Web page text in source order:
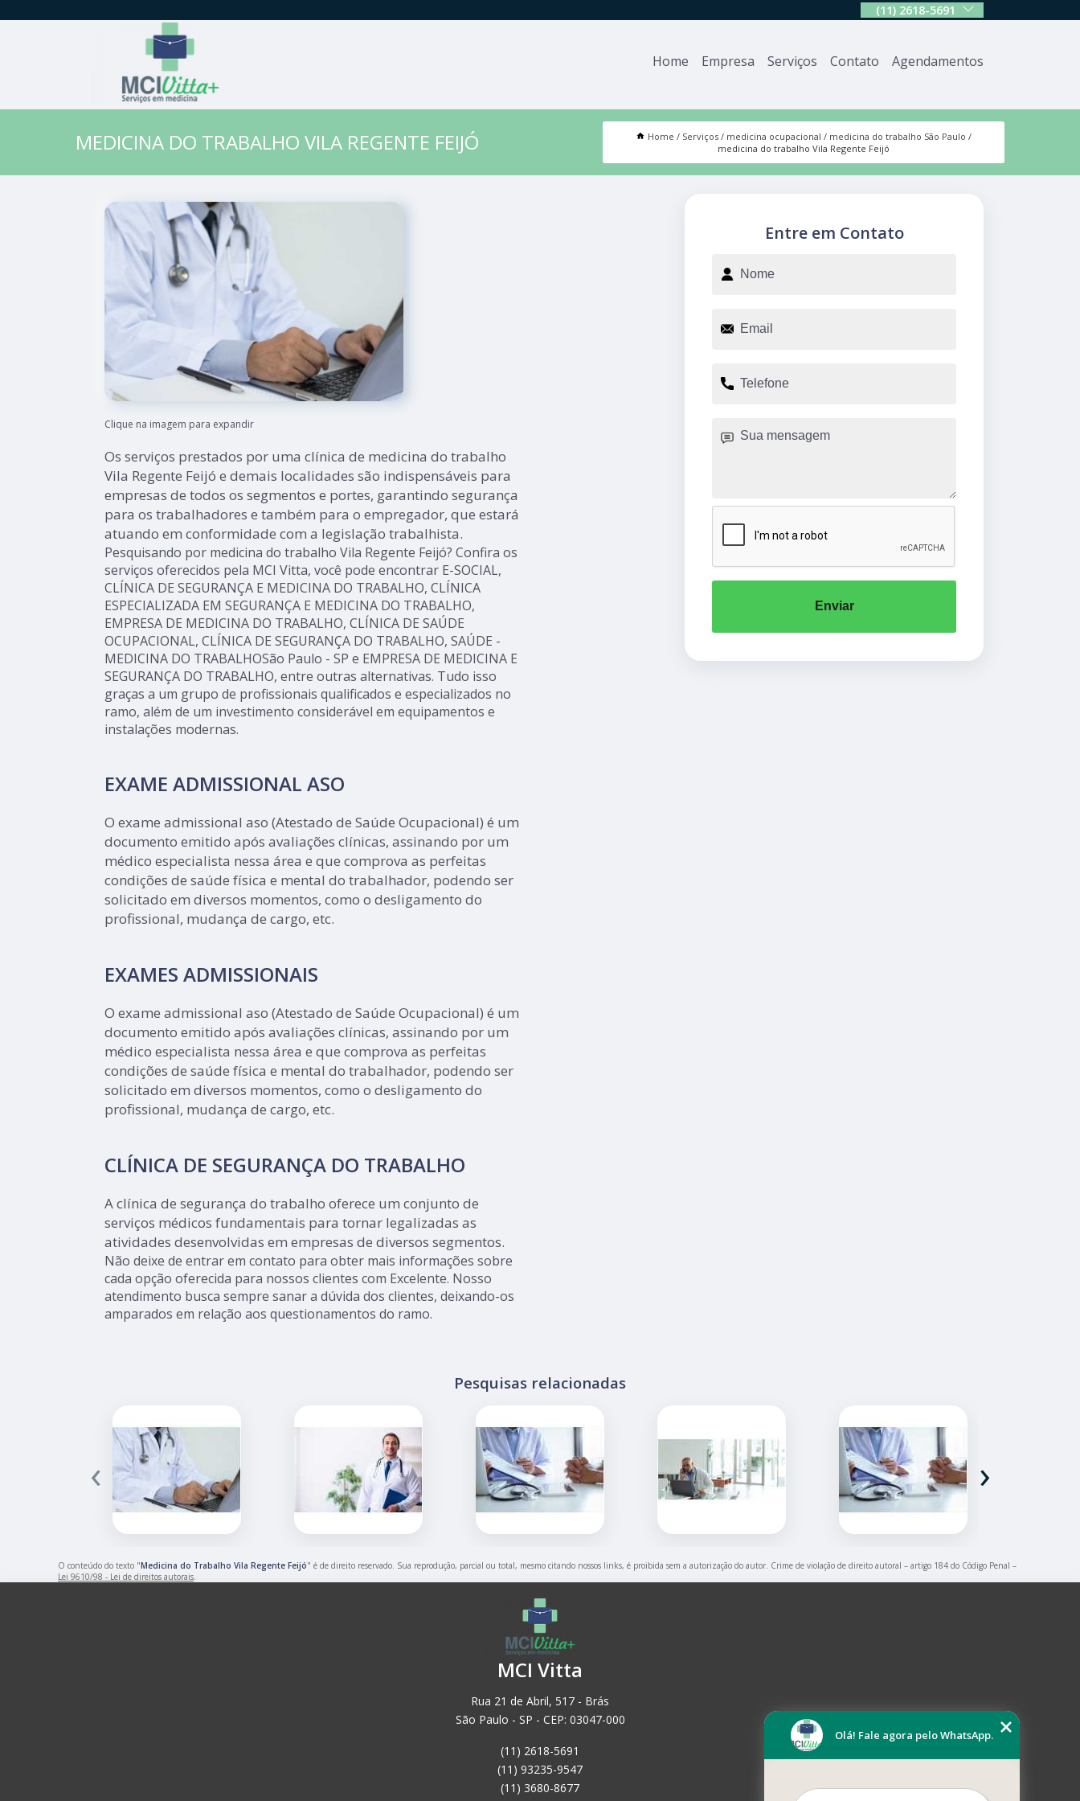
(11) 2618-5691
Home Empresa Serviços Contato Agendamentos
MEDICINA DO TRABALHO VILA REGENTE FEIJÓ Home Serviços medicina ocupacional
medicina do trabalho São Paulo
medicina do trabalho Vila Regente Feijó
Clique na imagem para expandir
Os serviços prestados por uma clínica de medicina do trabalho
Vila Regente Feijó e demais localidades são indispensáveis para
empresas de todos os segmentos e portes, garantindo segurança
para os trabalhadores e também para o empregador, que estará
atuando em conformidade com a legislação trabalhista.
Pesquisando por medicina do trabalho Vila Regente Feijó? Confira os
serviços oferecidos pela MCI Vitta, você pode encontrar E-SOCIAL,
CLÍNICA DE SEGURANÇA E MEDICINA DO TRABALHO, CLÍNICA
ESPECIALIZADA EM SEGURANÇA E MEDICINA DO TRABALHO,
EMPRESA DE MEDICINA DO TRABALHO, CLÍNICA DE SAÚDE
OCUPACIONAL, CLÍNICA DE SEGURANÇA DO TRABALHO, SAÚDE -
MEDICINA DO TRABALHOSão Paulo - SP e EMPRESA DE MEDICINA E
SEGURANÇA DO TRABALHO, entre outras alternativas. Tudo isso
graças a um grupo de profissionais qualificados e especializados no
ramo, além de um investimento considerável em equipamentos e
instalações modernas.
EXAME ADMISSIONAL ASO
O exame admissional aso (Atestado de Saúde Ocupacional) é um
documento emitido após avaliações clínicas, assinando por um
médico especialista nessa área e que comprova as perfeitas
condições de saúde física e mental do trabalhador, podendo ser
solicitado em diversos momentos, como o desligamento do
profissional, mudança de cargo, etc.
EXAMES ADMISSIONAIS
O exame admissional aso (Atestado de Saúde Ocupacional) é um
documento emitido após avaliações clínicas, assinando por um
médico especialista nessa área e que comprova as perfeitas
condições de saúde física e mental do trabalhador, podendo ser
solicitado em diversos momentos, como o desligamento do
profissional, mudança de cargo, etc.
CLÍNICA DE SEGURANÇA DO TRABALHO
A clínica de segurança do trabalho oferece um conjunto de
serviços médicos fundamentais para tornar legalizadas as
atividades desenvolvidas em empresas de diversos segmentos.
Não deixe de entrar em contato para obter mais informações sobre
cada opção oferecida para nossos clientes com Excelente. Nosso
atendimento busca sempre sanar a dúvida dos clientes, deixando-os
amparados em relação aos questionamentos do ramo.
Entre em Contato
Enviar
Pesquisas relacionadas
‹ ›
O conteúdo do texto "Medicina do Trabalho Vila Regente Feijó" é de direito reservado. Sua reprodução, parcial ou total, mesmo citando nossos links, é proibida sem a autorização do autor. Crime de violação de direito autoral – artigo 184 do Código Penal –
Lei 9610/98 - Lei de direitos autorais
MCI Vitta
Rua 21 de Abril, 517 - Brás
São Paulo - SP - CEP: 03047-000
(11) 2618-5691
(11) 93235-9547
(11) 3680-8677
Olá! Fale agora pelo WhatsApp.